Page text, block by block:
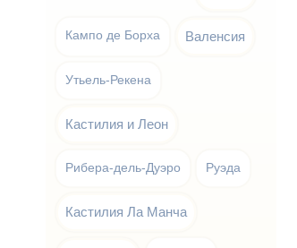
Кампо де Борха Валенсия
Утьель-Рекена
Кастилия и Леон
Рибера-дель-Дуэро Руэда
Кастилия Ла Манча